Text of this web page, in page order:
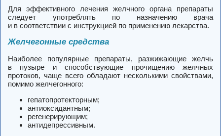
Для эффективного лечения желчного органа препараты
следует употреблять по назначению врача
и в соответствии с инструкцией по применению лекарства.
Желчегонные средства
Наиболее популярные препараты, разжижающие желчь
в пузыре и способствующие прочищению желчных
протоков, чаще всего обладают несколькими свойствами,
помимо желчегонного:
гепатопротекторным;
антиоксидантным;
регенерирующим;
антидепрессивным.